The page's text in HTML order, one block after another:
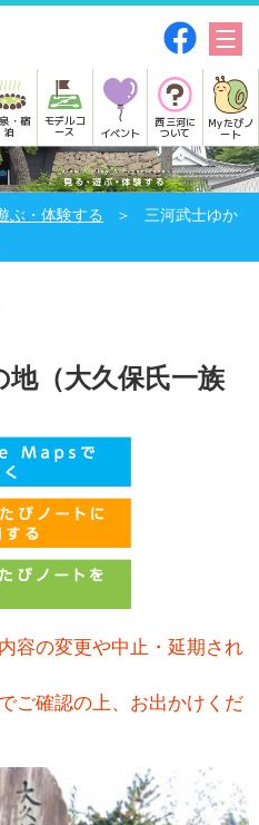
・宿
泊
モデルコ
ース イベント
西三河に
ついて
Myたびノ
ート
ぶ・体験する
三河武士ゆか
（大久保氏一族
容の変更や中止・延期され
ご確認の上、お出かけくだ